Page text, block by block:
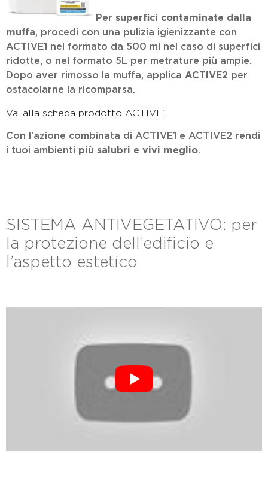
Per superfici contaminate dalla
muffa, procedi con una pulizia igienizzante con
ACTIVE1 nel formato da 500 ml nel caso di superfici
ridotte, o nel formato 5L per metrature più ampie.
Dopo aver rimosso la muffa, applica ACTIVE2 per
ostacolarne la ricomparsa.
Vai alla scheda prodotto ACTIVE1
Con l’azione combinata di ACTIVE1 e ACTIVE2 rendi
i tuoi ambienti più salubri e vivi meglio.
SISTEMA ANTIVEGETATIVO: per
la protezione dell’edificio e
l’aspetto estetico